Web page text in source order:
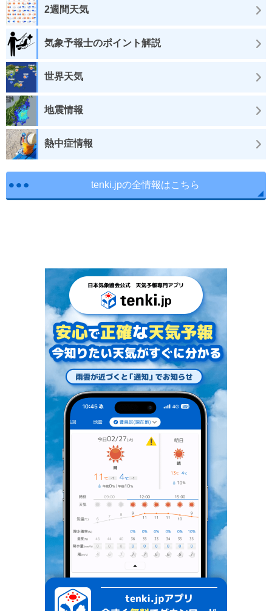
2週間天気
気象予報士のポイント解説
世界天気
地震情報
熱中症情報
tenki.jpの全情報はこちら